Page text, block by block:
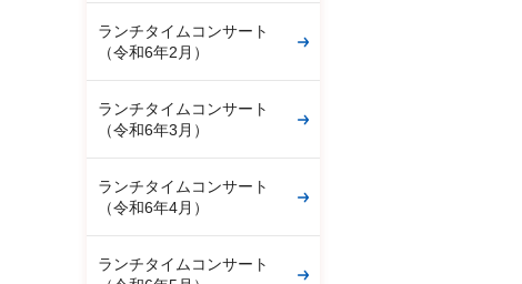
ランチタイムコンサート
（令和6年2月）
ランチタイムコンサート
（令和6年3月）
ランチタイムコンサート
（令和6年4月）
ランチタイムコンサート